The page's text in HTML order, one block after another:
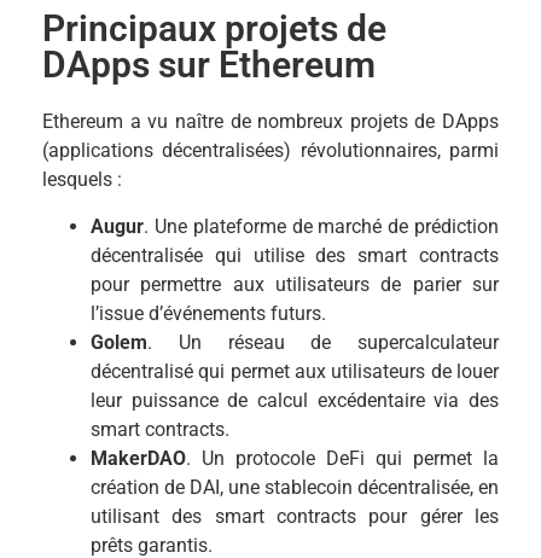
Principaux projets de
DApps sur Ethereum
Ethereum a vu naître de nombreux projets de DApps
(applications décentralisées) révolutionnaires, parmi
lesquels :
Augur. Une plateforme de marché de prédiction
décentralisée qui utilise des smart contracts
pour permettre aux utilisateurs de parier sur
l’issue d’événements futurs.
Golem. Un réseau de supercalculateur
décentralisé qui permet aux utilisateurs de louer
leur puissance de calcul excédentaire via des
smart contracts​.
MakerDAO. Un protocole DeFi qui permet la
création de DAI, une stablecoin décentralisée, en
utilisant des smart contracts pour gérer les
prêts garantis.